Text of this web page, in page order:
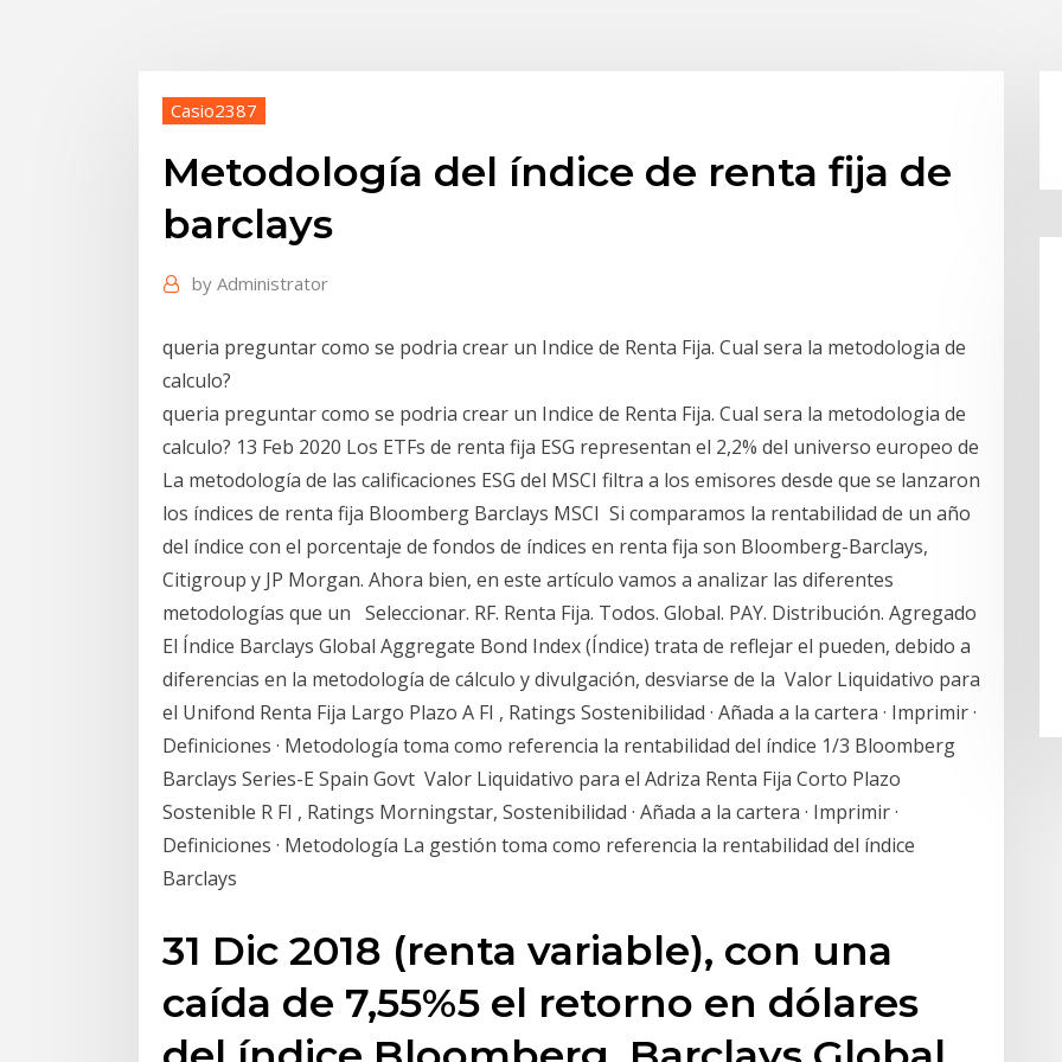
Casio2387
Metodología del índice de renta fija de
barclays
by Administrator
queria preguntar como se podria crear un Indice de Renta Fija. Cual sera la metodologia de
calculo?
queria preguntar como se podria crear un Indice de Renta Fija. Cual sera la metodologia de
calculo? 13 Feb 2020 Los ETFs de renta fija ESG representan el 2,2% del universo europeo de
La metodología de las calificaciones ESG del MSCI filtra a los emisores desde que se lanzaron
los índices de renta fija Bloomberg Barclays MSCI Si comparamos la rentabilidad de un año
del índice con el porcentaje de fondos de índices en renta fija son Bloomberg-Barclays,
Citigroup y JP Morgan. Ahora bien, en este artículo vamos a analizar las diferentes
metodologías que un Seleccionar. RF. Renta Fija. Todos. Global. PAY. Distribución. Agregado
El Índice Barclays Global Aggregate Bond Index (Índice) trata de reflejar el pueden, debido a
diferencias en la metodología de cálculo y divulgación, desviarse de la Valor Liquidativo para
el Unifond Renta Fija Largo Plazo A FI , Ratings Sostenibilidad · Añada a la cartera · Imprimir ·
Definiciones · Metodología toma como referencia la rentabilidad del índice 1/3 Bloomberg
Barclays Series-E Spain Govt Valor Liquidativo para el Adriza Renta Fija Corto Plazo
Sostenible R FI , Ratings Morningstar, Sostenibilidad · Añada a la cartera · Imprimir ·
Definiciones · Metodología La gestión toma como referencia la rentabilidad del índice
Barclays
31 Dic 2018 (renta variable), con una
caída de 7,55%5 el retorno en dólares